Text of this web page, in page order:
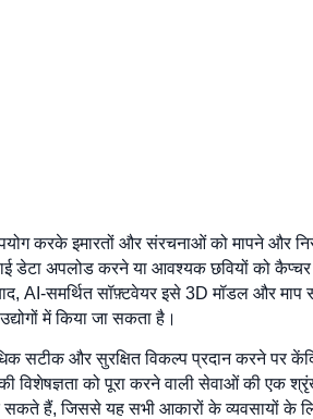
करके इमारतों और संरचनाओं को मापने और
डेटा अपलोड करने या आवश्यक छवियों को
समर्थित सॉफ़्टवेयर इसे 3D मॉडल और माप
में किया जा सकता है।
सटीक और सुरक्षित विकल्प प्रदान करने पर
को पूरा करने वाली सेवाओं की एक
हैं, जिससे यह सभी आकारों के व्यवसायों के